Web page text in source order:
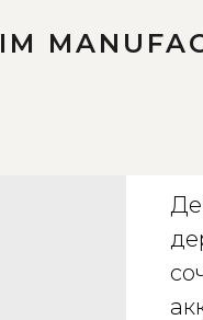
IM